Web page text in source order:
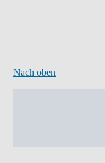
Nach oben